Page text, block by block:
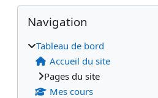
Passer Navigation
Navigation
Tableau de bord
Accueil du site
Pages du site
Mes cours